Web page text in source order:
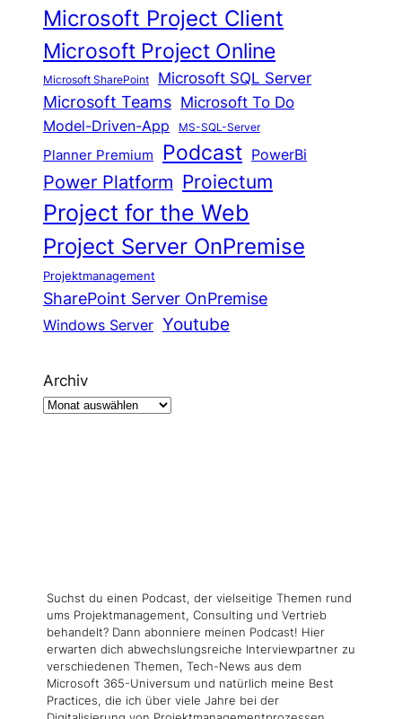
Microsoft Project Client
Microsoft Project Online
Microsoft SharePoint Microsoft SQL Server
Microsoft Teams Microsoft To Do
Model-Driven-App MS-SQL-Server
Planner Premium Podcast PowerBi
Power Platform Proiectum
Project for the Web
Project Server OnPremise
Projektmanagement
SharePoint Server OnPremise
Windows Server Youtube
Archiv
Suchst du einen Podcast, der vielseitige Themen rund
ums Projektmanagement, Consulting und Vertrieb
behandelt? Dann abonniere meinen Podcast! Hier
erwarten dich abwechslungsreiche Interviewpartner zu
verschiedenen Themen, Tech-News aus dem
Microsoft 365-Universum und natürlich meine Best
Practices, die ich über viele Jahre bei der